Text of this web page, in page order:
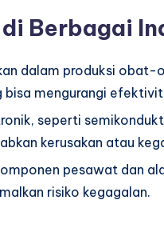
Berbagai
dalam produksi obat-
mengurangi
seperti
kerusakan atau
pesawat dan
risiko kegagalan.